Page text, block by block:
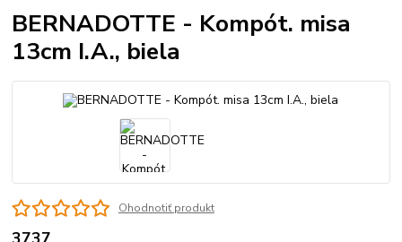
BERNADOTTE - Kompót. misa
13cm I.A., biela
Ohodnotiť produkt